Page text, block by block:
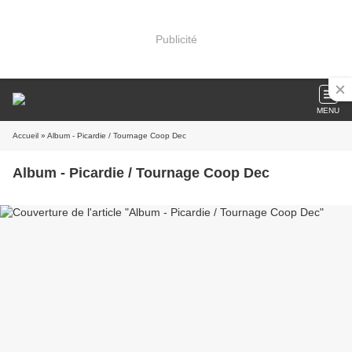
Publicité
MENU
Accueil » Album - Picardie / Tournage Coop Dec
Album - Picardie / Tournage Coop Dec